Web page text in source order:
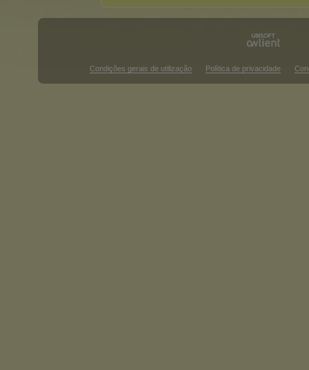
Condições gerais de utilização Política de privacidade